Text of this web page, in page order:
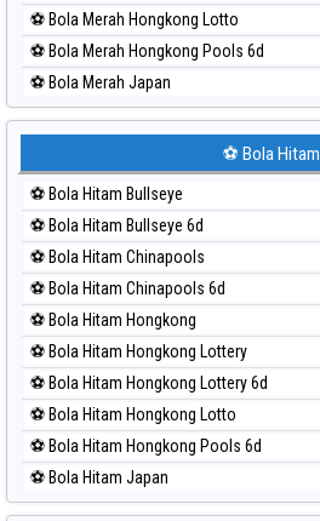
⚽ Bola Merah Hongkong Lotto
⚽ Bola Merah Hongkong Pools 6d
⚽ Bola Merah Japan
⚽ Bola Merah Japan 6d
⚽ Bola Merah Kuda Lari
⚽ Bola Merah Magnum Cambodia
⚽ Bola Merah Nagoya
⚽ Bola Merah North Carolina Day
⚽ Bola Merah Pcso
⚽ Bola Merah Sao Paulo
⚽ Bola Merah Singapore
⚽ Bola Merah Sydney
⚽ Bola Merah Sydney Lottery
⚽ Bola Merah Sydney Lottery 6d
⚽ Bola Merah Sydney Lotto
⚽ Bola Hitam
⚽ Bola Hitam Bullseye
⚽ Bola Hitam Bullseye 6d
⚽ Bola Hitam Chinapools
⚽ Bola Hitam Chinapools 6d
⚽ Bola Hitam Hongkong
⚽ Bola Hitam Hongkong Lottery
⚽ Bola Hitam Hongkong Lottery 6d
⚽ Bola Hitam Hongkong Lotto
⚽ Bola Hitam Hongkong Pools 6d
⚽ Bola Hitam Japan
⚽ Bola Hitam Japan 6d